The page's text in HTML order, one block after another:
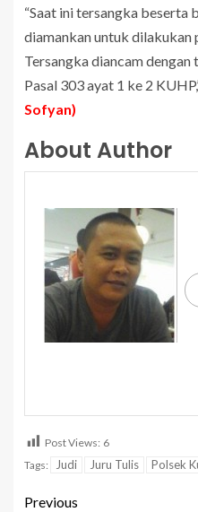
“Saat ini tersangka beserta
diamankan untuk dilakukan
Tersangka diancam
Pasal 303 ayat 1 ke 2
Sofyan)
About Author
Post Views: 6
Tags:
Judi Juru Tulis Polsek
Previous